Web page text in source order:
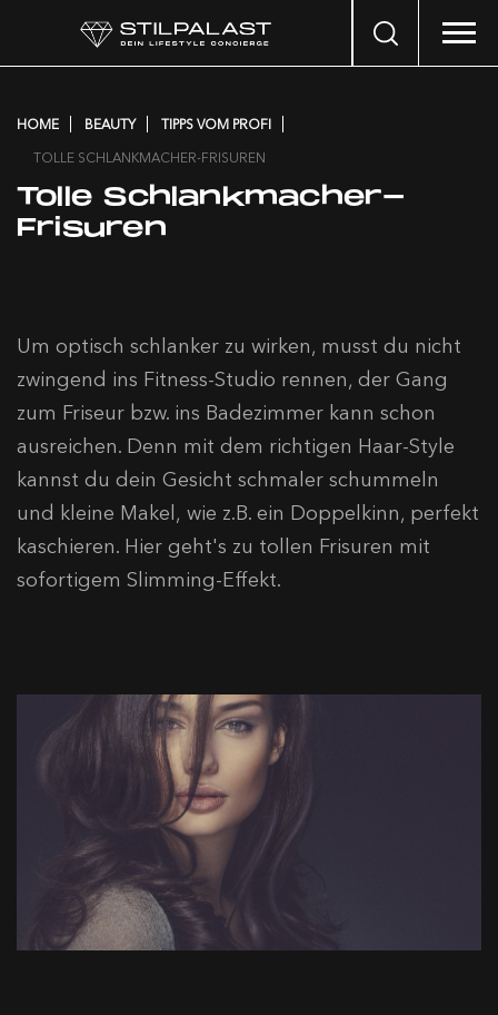
Search
HOME BEAUTY
TIPPS VOM PROFI
TOLLE SCHLANKMACHER-FRISUREN
Tolle Schlankmacher-
Frisuren
Um optisch schlanker zu wirken, musst du nicht
zwingend ins Fitness-Studio rennen, der Gang
zum Friseur bzw. ins Badezimmer kann schon
ausreichen. Denn mit dem richtigen Haar-Style
kannst du dein Gesicht schmaler schummeln
und kleine Makel, wie z.B. ein Doppelkinn, perfekt
kaschieren. Hier geht's zu tollen Frisuren mit
sofortigem Slimming-Effekt.